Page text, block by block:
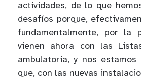
actividades, de lo que
desafíos porque,
fundamentalmente, por la
vienen ahora con las
ambulatoria, y nos estamos
que, con las nuevas